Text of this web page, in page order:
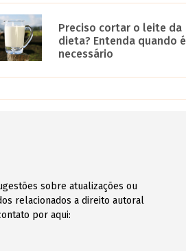
Preciso cortar o leite da
dieta? Entenda quando é
necessário
sobre atualizações ou
relacionados a direito autoral
por aqui: